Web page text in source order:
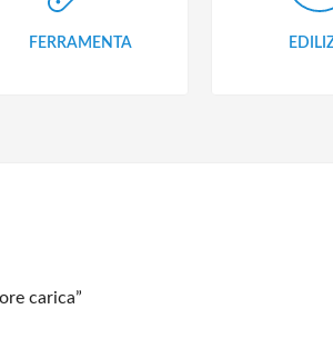
FERRAMENTA
carica”